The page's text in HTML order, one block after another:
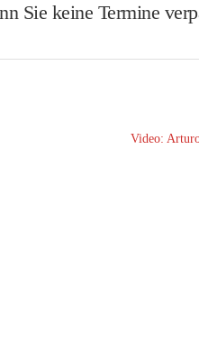
Sie keine Termine
Video: